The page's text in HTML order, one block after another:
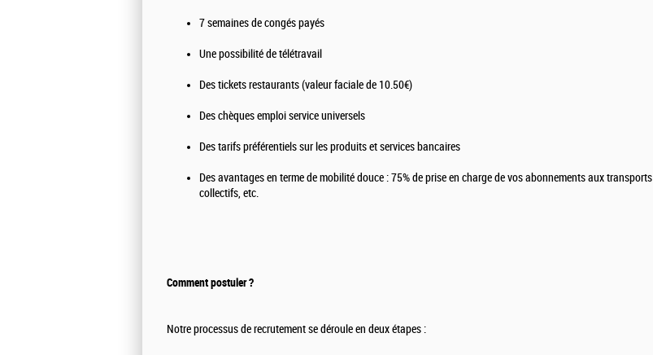
7 semaines de congés payés
Une possibilité de télétravail
Des tickets restaurants (valeur faciale de 10.50€)
Des chèques emploi service universels
Des tarifs préférentiels sur les produits et services bancaires
Des avantages en terme de mobilité douce : 75% de prise en charge de vos abonnements aux transports
collectifs, etc.
Comment postuler ?
Notre processus de recrutement se déroule en deux étapes :